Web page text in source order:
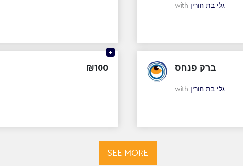
with גלי בת חורין
₪100
+
ברק פנחס
with גלי בת חורין
SEE MORE